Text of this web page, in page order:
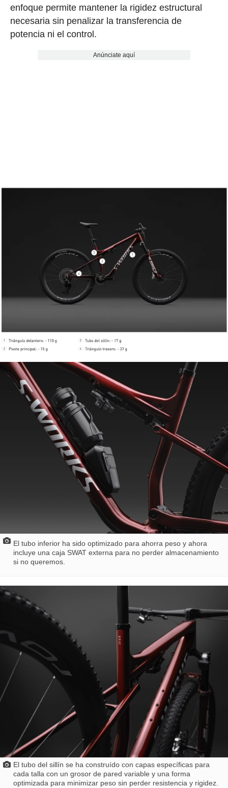
enfoque permite mantener la rigidez estructural
necesaria sin penalizar la transferencia de
potencia ni el control.
Anúnciate aquí
El tubo inferior ha sido optimizado para ahorra peso y ahora
incluye una caja SWAT externa para no perder almacenamiento
si no queremos.
El tubo del sillín se ha construído con capas específicas para
cada talla con un grosor de pared variable y una forma
optimizada para minimizar peso sin perder resistencia y rigidez.